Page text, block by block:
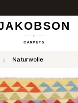
Naturwolle